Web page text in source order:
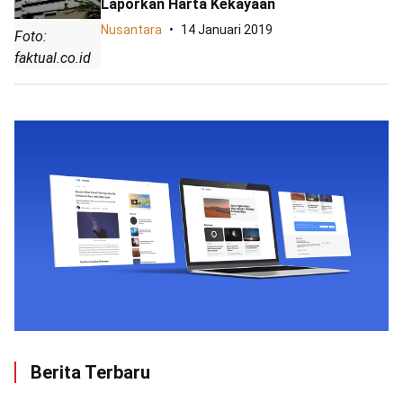
Foto:
faktual.co.id
Laporkan Harta Kekayaan
Nusantara 14 Januari 2019
Berita Terbaru